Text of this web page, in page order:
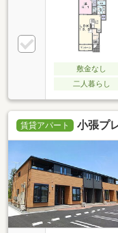
敷金なし
二人暮らし
賃貸アパート 小張プ